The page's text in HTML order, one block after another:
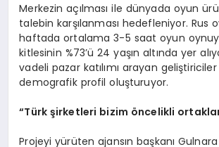
Merkezin açılması ile dünyada oyun
talebin karşılanması hedefleniyor. Rus
haftada ortalama 3-5 saat oyun
kitlesinin %73’ü 24 yaşın altında yer
vadeli pazar katılımı arayan
demografik profil oluşturuyor.
“Türk şirketleri bizim öncelikli
Projeyi yürüten ajansın başkanı